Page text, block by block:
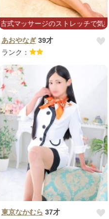
ッサージのストレッチで気持ち
あおやなぎ39才
ランク：
ます(*´꒳`*)
東京なかむら 37才